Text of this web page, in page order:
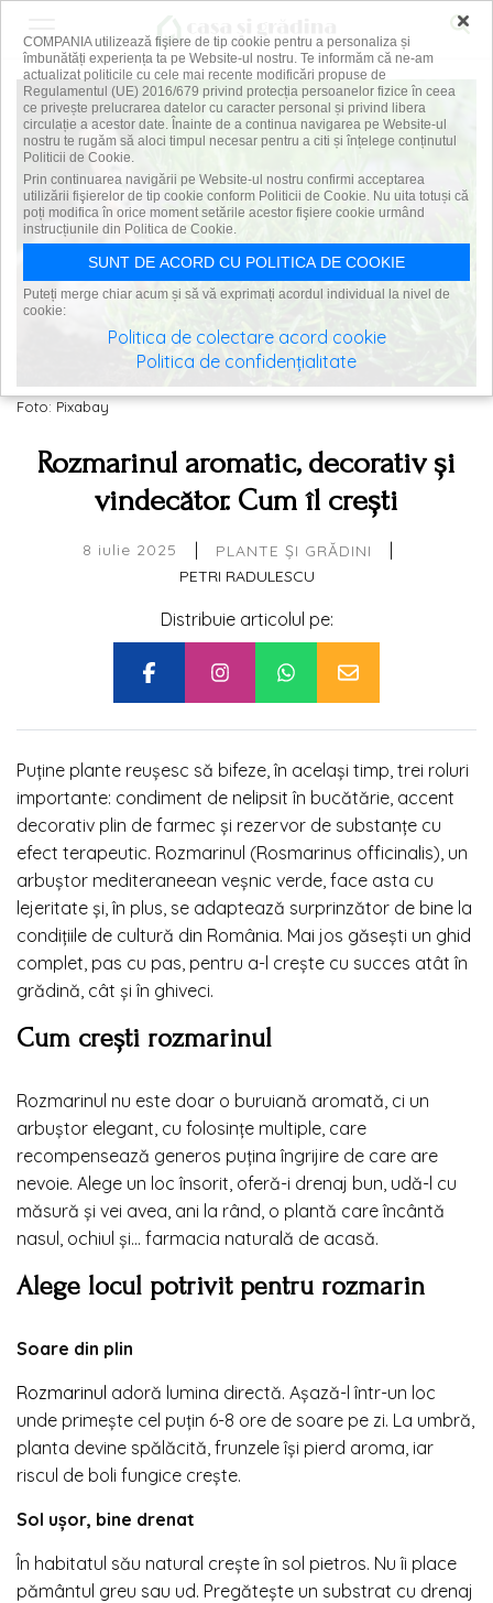
Foto: Pixabay
Rozmarinul aromatic, decorativ și
vindecător. Cum îl crești
8 iulie 2025 | PLANTE ȘI GRĂDINI |
PETRI RADULESCU
Distribuie articolul pe:
Puține plante reușesc să bifeze, în același timp, trei roluri
importante: condiment de nelipsit în bucătărie, accent
decorativ plin de farmec și rezervor de substanțe cu
efect terapeutic. Rozmarinul (Rosmarinus officinalis), un
arbuștor mediteraneean veșnic verde, face asta cu
lejeritate și, în plus, se adaptează surprinzător de bine la
condițiile de cultură din România. Mai jos găsești un ghid
complet, pas cu pas, pentru a-l crește cu succes atât în
grădină, cât și în ghiveci.
Cum crești rozmarinul
Rozmarinul nu este doar o buruiană aromată, ci un
arbuștor elegant, cu folosințe multiple, care
recompensează generos puțina îngrijire de care are
nevoie. Alege un loc însorit, oferă-i drenaj bun, udă-l cu
măsură și vei avea, ani la rând, o plantă care încântă
nasul, ochiul și… farmacia naturală de acasă.
Alege locul potrivit pentru rozmarin
Soare din plin
Rozmarinul adoră lumina directă. Așază-l într-un loc
unde primește cel puțin 6-8 ore de soare pe zi. La umbră,
planta devine spălăcită, frunzele își pierd aroma, iar
riscul de boli fungice crește.
Sol ușor, bine drenat
În habitatul său natural crește în sol pietros. Nu îi place
pământul greu sau ud. Pregătește un substrat cu drenaj
×
COMPANIA utilizează fişiere de tip cookie pentru a personaliza și
îmbunătăți experiența ta pe Website-ul nostru. Te informăm că ne-am
actualizat politicile cu cele mai recente modificări propuse de
Regulamentul (UE) 2016/679 privind protecția persoanelor fizice în ceea
ce privește prelucrarea datelor cu caracter personal și privind libera
circulație a acestor date. Înainte de a continua navigarea pe Website-ul
nostru te rugăm să aloci timpul necesar pentru a citi și înțelege conținutul
Politicii de Cookie.
Prin continuarea navigării pe Website-ul nostru confirmi acceptarea
utilizării fişierelor de tip cookie conform Politicii de Cookie. Nu uita totuși că
poți modifica în orice moment setările acestor fişiere cookie urmând
instrucțiunile din Politica de Cookie.
SUNT DE ACORD CU POLITICA DE COOKIE
Puteți merge chiar acum și să vă exprimați acordul individual la nivel de
cookie:
Politica de colectare acord cookie
Politica de confidențialitate